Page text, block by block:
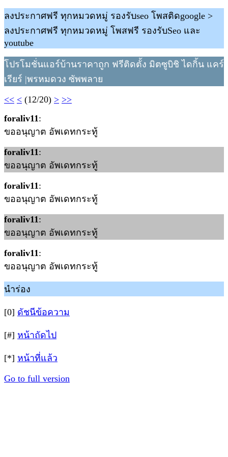
ลงประกาศฟรี ทุกหมวดหมู่ รองรับseo โพสติดgoogle >
ลงประกาศฟรี ทุกหมวดหมู่ โพสฟรี รองรับSeo และ
youtube
โปรโมชั่นแอร์บ้านราคาถูก ฟรีติดตั้ง มิตซูบิชิ ไดกิ้น แคร์
เรียร์ |พรหมดวง ซัพพลาย
<< < (12/20) > >>
foraliv11:
ขออนุญาต อัพเดทกระทู้
foraliv11:
ขออนุญาต อัพเดทกระทู้
foraliv11:
ขออนุญาต อัพเดทกระทู้
foraliv11:
ขออนุญาต อัพเดทกระทู้
foraliv11:
ขออนุญาต อัพเดทกระทู้
นำร่อง
[0] ดัชนีข้อความ
[#] หน้าถัดไป
[*] หน้าที่แล้ว
Go to full version